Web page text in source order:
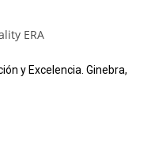
y Excelencia. Ginebra,